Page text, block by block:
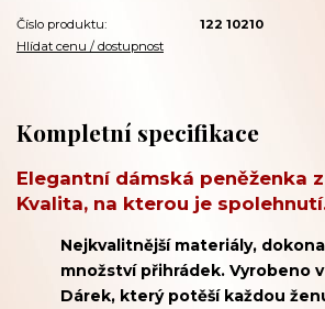
Číslo produktu:
122 10210
Hlídat cenu / dostupnost
Kompletní specifikace
Elegantní dámská peněženka
Kvalita, na kterou je
Nejkvalitnější materiály,
množství přihrádek. Vyrobeno v
Dárek, který potěší každou